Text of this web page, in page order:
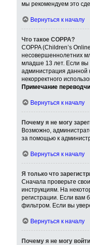
мы рекомендуем это
Вернуться к началу
Что такое COPPA?
COPPA (Children’s
несовершеннолетних
младше 13 лет. Если вы
администрация данной
некорректного
Примечание
Вернуться к началу
Почему я не могу
Возможно,
за помощью к
Вернуться к началу
Я только что
Сначала проверьте
инструкциям. На
регистрации. Если вам
фильтром. Если вы
Вернуться к началу
Почему я не могу